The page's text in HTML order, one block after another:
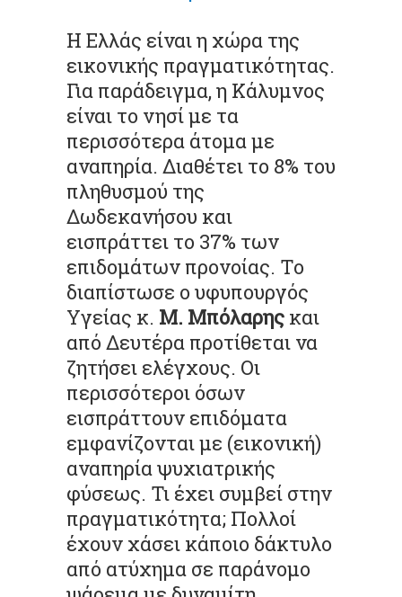
Η Ελλάς είναι η χώρα της
εικονικής πραγματικότητας.
Για παράδειγμα, η Κάλυμνος
είναι το νησί με τα
περισσότερα άτομα με
αναπηρία. Διαθέτει το 8% του
πληθυσμού της
Δωδεκανήσου και
εισπράττει το 37% των
επιδομάτων προνοίας. Το
διαπίστωσε ο υφυπουργός
Υγείας κ. Μ. Μπόλαρης και
από Δευτέρα προτίθεται να
ζητήσει ελέγχους. Οι
περισσότεροι όσων
εισπράττουν επιδόματα
εμφανίζονται με (εικονική)
αναπηρία ψυχιατρικής
φύσεως. Τι έχει συμβεί στην
πραγματικότητα; Πολλοί
έχουν χάσει κάποιο δάκτυλο
από ατύχημα σε παράνομο